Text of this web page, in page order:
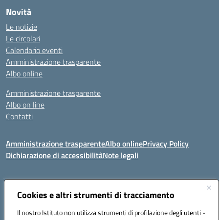
Cookies e altri strumenti di tracciamento
Il nostro Istituto non utilizza strumenti di profilazione degli utenti -
Novità
Le notizie
Le circolari
Calendario eventi
Amministrazione trasparente
Albo online
Amministrazione trasparente
Albo on line
Contatti
Amministrazione trasparenteAlbo onlinePrivacy Policy
Dichiarazione di accessibilitàNote legali
Indirizzo:Via Tirso, 07011 Bono (SS)
Posta elettronica certificata (PEC):ssic820006@pec.istruzione.it